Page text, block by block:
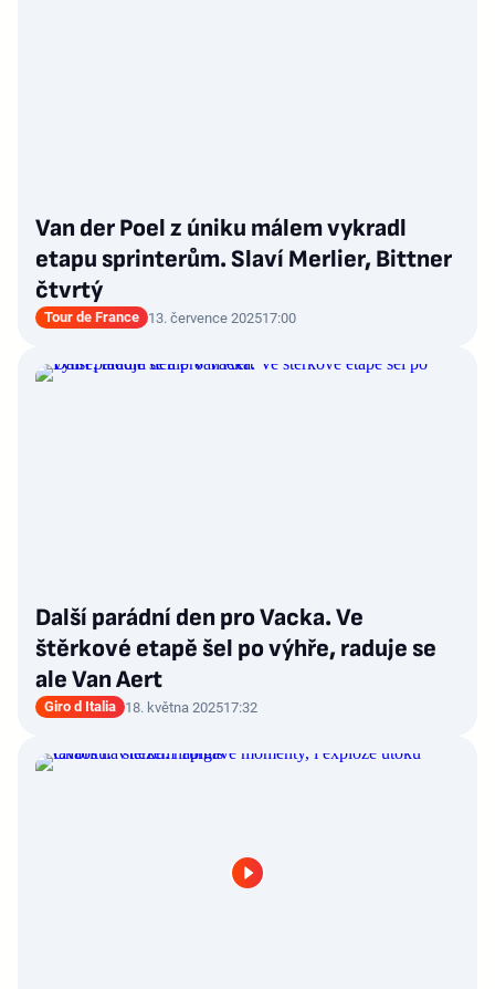
Van der Poel z úniku málem vykradl
etapu sprinterům. Slaví Merlier, Bittner
čtvrtý
Tour de France 13. července 202517:00
Další parádní den pro Vacka. Ve
štěrkové etapě šel po výhře, raduje se
ale Van Aert
Giro d Italia 18. května 202517:32